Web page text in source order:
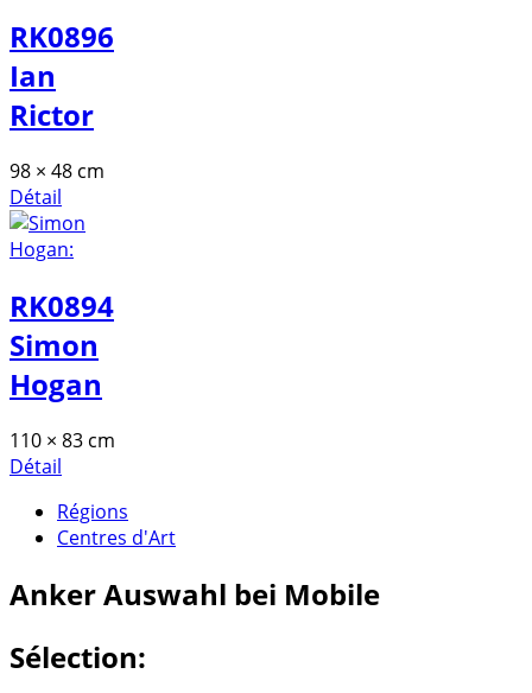
RK0896
Ian
Rictor
98 × 48 cm
Détail
RK0894
Simon
Hogan
110 × 83 cm
Détail
Régions
Centres d'Art
AnkerAuswahl bei Mobile
Sélection: